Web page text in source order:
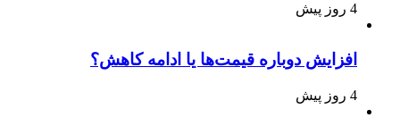
4 روز پیش
افزایش دوباره قیمت‌ها یا ادامه کاهش؟
4 روز پیش